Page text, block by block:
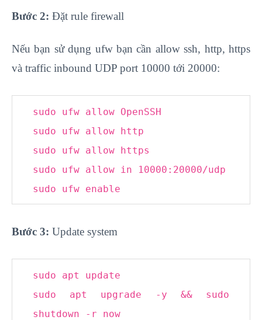
Bước 2: Đặt rule firewall
Nếu bạn sử dụng ufw bạn cần allow ssh, http, https
và traffic inbound UDP port 10000 tới 20000:
sudo ufw allow OpenSSH
sudo ufw allow http
sudo ufw allow https
sudo ufw allow in
10000 : 20000/udp
sudo ufw enable
Bước 3: Update system
sudo apt update
sudo apt upgrade -y && sudo
shutdown -r now